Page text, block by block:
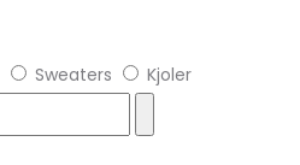
Sweaters Kjoler